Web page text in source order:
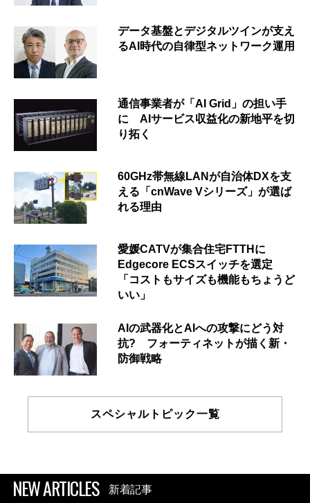
データ基盤とデジタルツインが支え
るAI時代の自律型ネットワーク運用
通信事業者が「AI Grid」の担い手
に AIサービス収益化の新地平を切
り拓く
60GHz帯無線LANが自治体DXを支
える「cnWave Vシリーズ」が選ば
れる理由
愛媛CATVが集合住宅FTTHに
Edgecore ECSスイッチを選定
「コストもサイズも機能もちょうど
いい」
AIの武器化とAIへの攻撃にどう対
抗? フォーティネットが描く新・
防御戦略
スペシャルトピック一覧
NEW ARTICLES 新着記事